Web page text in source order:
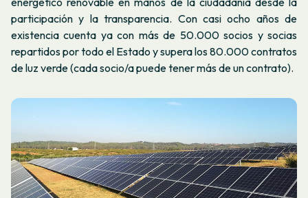
participación y la transparencia. Con casi ocho años de
existencia cuenta ya con más de 50.000 socios y socias
repartidos por todo el Estado y supera los 80.000 contratos
de luz verde (cada socio/a puede tener más de un contrato).